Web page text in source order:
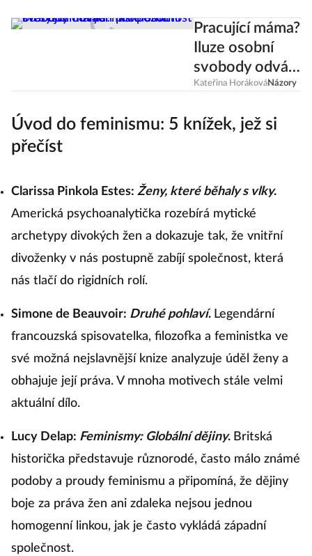
Pracující máma?
Iluze osobní
svobody odvádí
naši pozornost
systémových
Kateřina HorákováNázory
Úvod do feminismu: 5 knížek, jež si
přečíst
Clarissa Pinkola Estes: Ženy, které běhaly s vlky.
Americká psychoanalytička rozebírá mytické
archetypy divokých žen a dokazuje tak, že vnitřní
divoženky v nás postupně zabíjí společnost, která
nás tlačí do rigidních rolí.
Simone de Beauvoir: Druhé pohlaví. Legendární
francouzská spisovatelka, filozofka a feministka ve
své možná nejslavnější knize analyzuje úděl ženy a
obhajuje její práva. V mnoha motivech stále velmi
aktuální dílo.
Lucy Delap: Feminismy: Globální dějiny. Britská
historička představuje různorodé, často málo známé
podoby a proudy feminismu a připomíná, že dějiny
boje za práva žen ani zdaleka nejsou jednou
homogenní linkou, jak je často vykládá západní
společnost.